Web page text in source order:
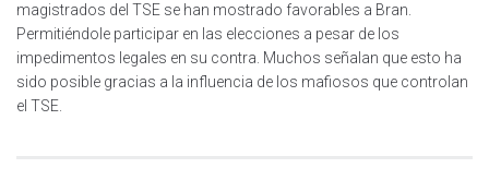
magistrados del TSE se han mostrado favorables a Bran.
Permitiéndole participar en las elecciones a pesar de los
impedimentos legales en su contra. Muchos señalan que esto ha
sido posible gracias a la influencia de los mafiosos que controlan
el TSE.